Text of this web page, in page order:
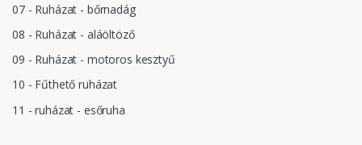
07 - Ruházat - bőrnadág
08 - Ruházat - aláöltöző
09 - Ruházat - motoros kesztyű
10 - Fűthető ruházat
11 - ruházat - esőruha